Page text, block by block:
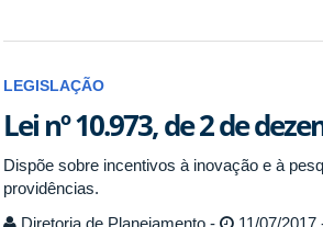
LEGISLAÇÃO
Lei nº 10.973, de 2 de
Dispõe sobre incentivos à inovação e à
providências.
Diretoria de Planejamento -
11/07/2017